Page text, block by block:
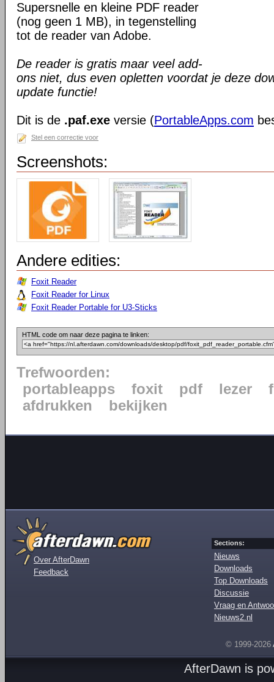
Supersnelle en kleine PDF reader
(nog geen 1 MB), in tegenstelling
tot de reader van Adobe.
De reader is gratis maar veel add-
ons niet, dus even opletten voordat je deze
update functie!
Dit is de .paf.exe versie (PortableApps.com
Stel een correctie voor
Screenshots:
Andere edities:
Foxit Reader
Foxit Reader for Linux
Foxit Reader Portable for U3-Sticks
HTML code om naar deze pagina te linken:
Trefwoorden:
portableapps
foxit pdf lezer
afdrukken
bekijken
Over AfterDawn
Feedback
Sections:
Nieuws
Downloads
Top Downloads
Discussie
Vraag en
Nieuws2.nl
© 1999-2026
AfterDawn is